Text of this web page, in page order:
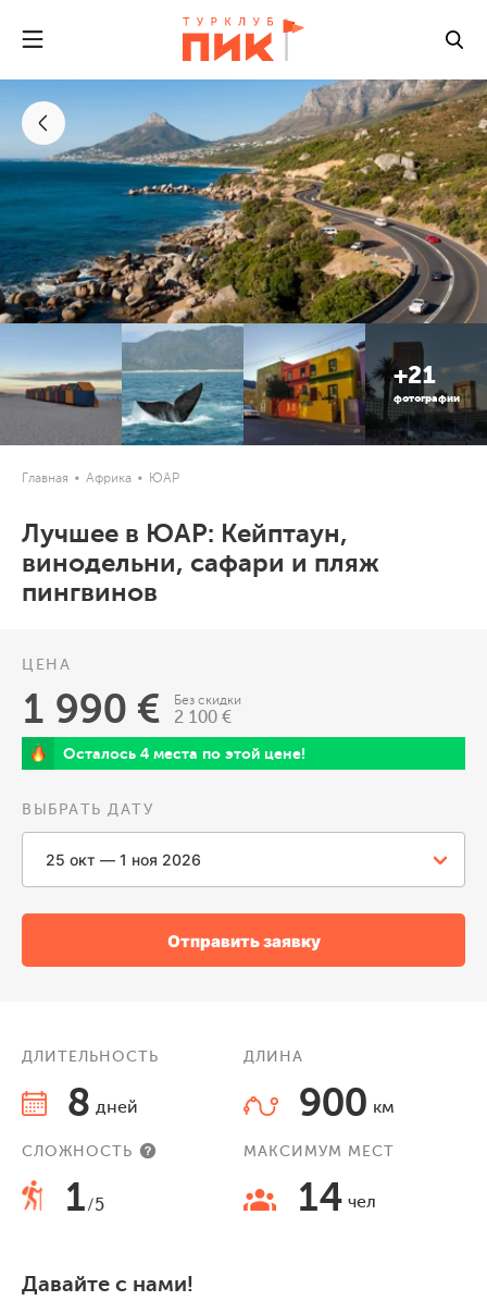
+21
фотографии
Главная Африка ЮАР
Лучшее в ЮАР: Кейптаун,
винодельни, сафари и пляж
пингвинов
ЦЕНА
1 990 € Без скидки
2 100 €
Осталось 4 места по этой цене!
ВЫБРАТЬ ДАТУ
Отправить заявку
ДЛИТЕЛЬНОСТЬ
8 дней
ДЛИНА
900 км
СЛОЖНОСТЬ
1/5
МАКСИМУМ МЕСТ
14 чел
Давайте с нами!